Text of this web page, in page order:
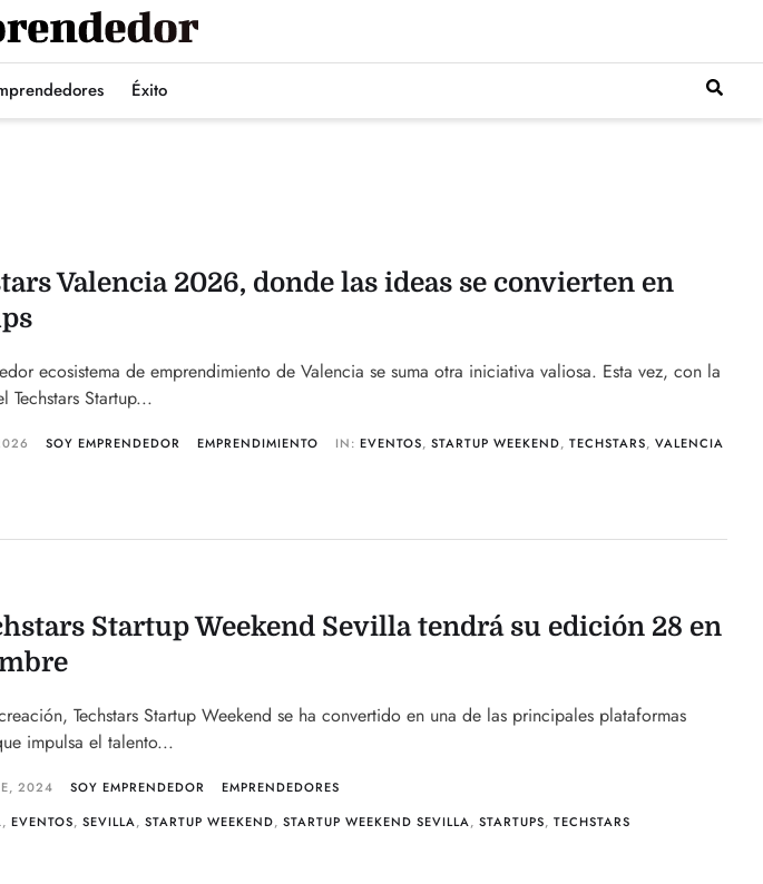
Éxito
Valencia 2026, donde las ideas se convierten en
ecosistema de emprendimiento de Valencia se suma otra iniciativa valiosa. Esta vez, con la
Techstars Startup...
SOY EMPRENDEDOR EMPRENDIMIENTO IN:EVENTOS,STARTUP WEEKEND,TECHSTARS,VALENCIA
Startup Weekend Sevilla tendrá su edición 28 en
Techstars Startup Weekend se ha convertido en una de las principales plataformas
impulsa el talento...
2024 SOY EMPRENDEDOR
EMPRENDEDORES
,EVENTOS,SEVILLA,STARTUP WEEKEND,STARTUP WEEKEND SEVILLA,STARTUPS,TECHSTARS